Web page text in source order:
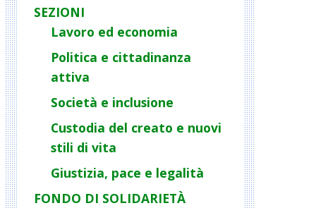
SEZIONI
Lavoro ed economia
Politica e cittadinanza
attiva
Società e inclusione
Custodia del creato e nuovi
stili di vita
Giustizia, pace e legalità
FONDO DI SOLIDARIETÀ